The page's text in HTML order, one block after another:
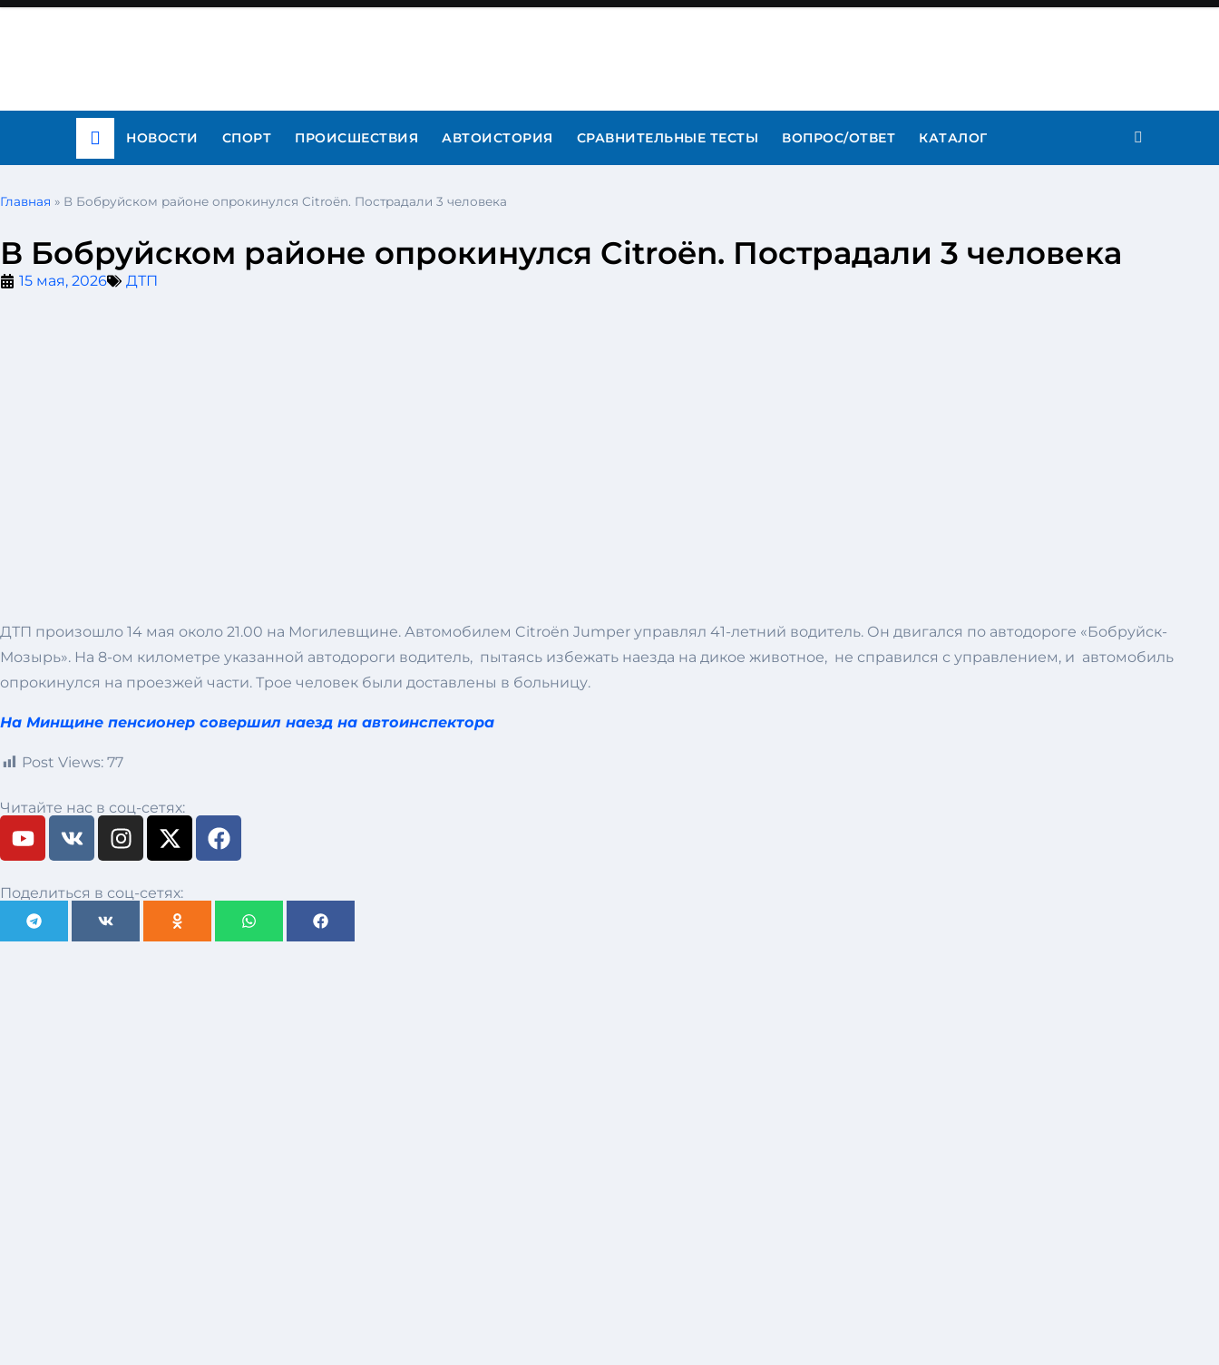
НОВОСТИ СПОРТ ПРОИСШЕСТВИЯ АВТОИСТОРИЯ СРАВНИТЕЛЬНЫЕ ТЕСТЫ ВОПРОС/ОТВЕТ КАТАЛОГ
Главная » В Бобруйском районе опрокинулся Citroën. Пострадали 3 человека
В Бобруйском районе опрокинулся Citroën. Пострадали 3 человека
15 мая, 2026 ДТП
ДТП произошло 14 мая около 21.00 на Могилевщине. Автомобилем Citroën Jumper управлял 41-летний водитель. Он двигался по автодороге «Бобруйск-
Мозырь». На 8-ом километре указанной автодороги водитель, пытаясь избежать наезда на дикое животное, не справился с управлением, и автомобиль
опрокинулся на проезжей части. Трое человек были доставлены в больницу.
На Минщине пенсионер совершил наезд на автоинспектора
Post Views: 77
Читайте нас в соц-сетях:
Поделиться в соц-сетях: